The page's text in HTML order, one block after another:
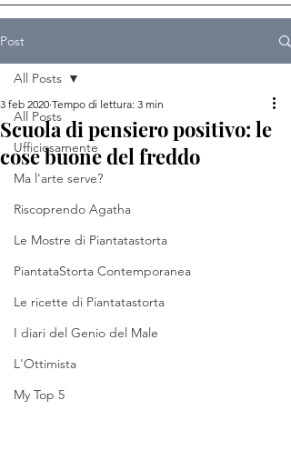
Post
All Posts
Ufficiosamente
Ma l'arte serve?
Riscoprendo Agatha
Le Mostre di Piantatastorta
PiantataStorta Contemporanea
Le ricette di Piantatastorta
I diari del Genio del Male
L'Ottimista
My Top 5
All Posts
Scuola di pensiero positivo: le
cose buone del freddo
3 feb 2020 Tempo di lettura: 3 min